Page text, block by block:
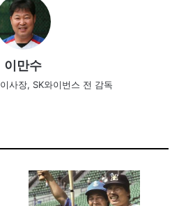
이만수
사장, SK와이번스 전 감독